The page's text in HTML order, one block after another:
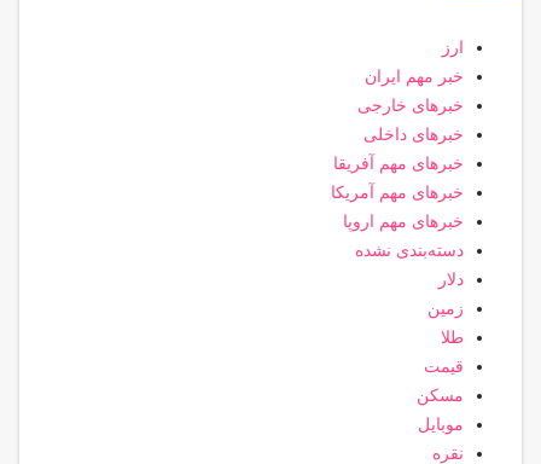
ارز
خبر مهم ایران
خبرهای خارجی
خبرهای داخلی
خبرهای مهم آفریقا
خبرهای مهم آمریکا
خبرهای مهم اروپا
دسته‌بندی نشده
دلار
زمین
طلا
قیمت
مسکن
موبایل
نقره